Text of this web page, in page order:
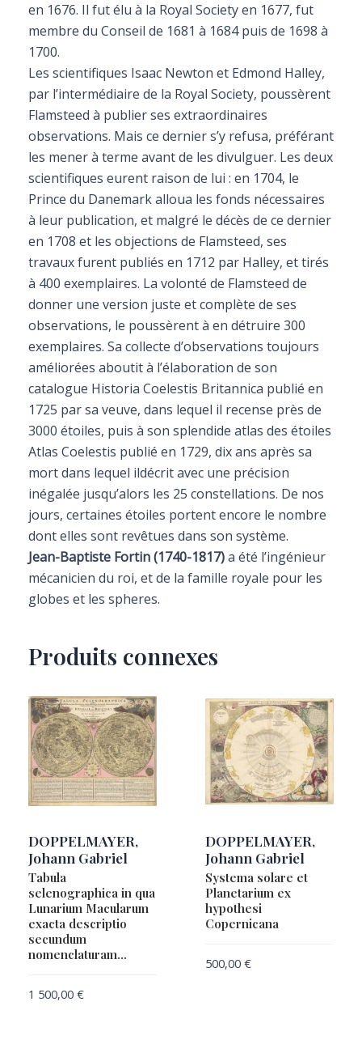
en 1676. Il fut élu à la Royal Society en 1677, fut
membre du Conseil de 1681 à 1684 puis de 1698 à
1700.
Les scientifiques Isaac Newton et Edmond Halley,
par l’intermédiaire de la Royal Society, poussèrent
Flamsteed à publier ses extraordinaires
observations. Mais ce dernier s’y refusa, préférant
les mener à terme avant de les divulguer. Les deux
scientifiques eurent raison de lui : en 1704, le
Prince du Danemark alloua les fonds nécessaires
à leur publication, et malgré le décès de ce dernier
en 1708 et les objections de Flamsteed, ses
travaux furent publiés en 1712 par Halley, et tirés
à 400 exemplaires. La volonté de Flamsteed de
donner une version juste et complète de ses
observations, le poussèrent à en détruire 300
exemplaires. Sa collecte d’observations toujours
améliorées aboutit à l’élaboration de son
catalogue Historia Coelestis Britannica publié en
1725 par sa veuve, dans lequel il recense près de
3000 étoiles, puis à son splendide atlas des étoiles
Atlas Coelestis publié en 1729, dix ans après sa
mort dans lequel ildécrit avec une précision
inégalée jusqu’alors les 25 constellations. De nos
jours, certaines étoiles portent encore le nombre
dont elles sont revêtues dans son système.
Jean-Baptiste Fortin (1740-1817)a été l’ingénieur
mécanicien du roi, et de la famille royale pour les
globes et les spheres.
Produits connexes
DOPPELMAYER,
Johann Gabriel
Tabula
selenographica in qua
Lunarium Macularum
exacta descriptio
secundum
nomenclaturam…
1 500,00 €
DOPPELMAYER,
Johann Gabriel
Systema solare et
Planetarium ex
hypothesi
Copernicana
500,00 €